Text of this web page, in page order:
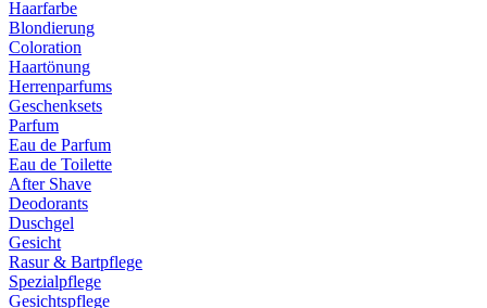
Haarfarbe
Blondierung
Coloration
Haartönung
Herrenparfums
Geschenksets
Parfum
Eau de Parfum
Eau de Toilette
After Shave
Deodorants
Duschgel
Gesicht
Rasur & Bartpflege
Spezialpflege
Gesichtspflege